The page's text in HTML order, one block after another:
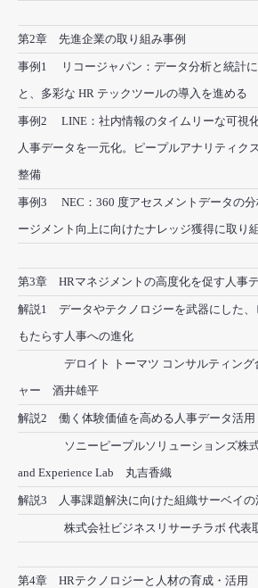
第2章 先進企業の取り組み事例
事例1 リコージャパン：データ分析と統計に
と、多彩な HR テックツールの導入を進める
事例2 LINE：社内情報のタイムリーな可視化
人事データを一元化。ピープルアナリティク
整備
事例3 NEC：360 度アセスメントデータの
ージメント向上に向けたナレッジ獲得に取り
第3章 HRマネジメントの高度化を促す人事
解説1 データやテクノロジーを武器にした、
もたらす人事への進化
デロイト トーマツ コンサルティング合
ャー 酒井雄平
解説2 働く体験価値を高める人事データ活用
ソニーピープルソリューションズ株式
and Experience Lab 丸吉香織
解説3 人事課題解決に向けた組織サーベイの
株式会社ビジネスリサーチラボ 代表
第4章 HRテクノロジーと人材の育成・活用